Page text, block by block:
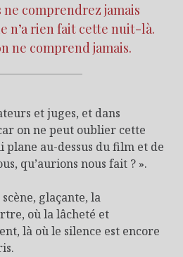
ne comprendrez jamais
n’a rien fait cette nuit-là.
ne comprend jamais.
et juges, et dans
on ne peut oublier cette
au-dessus du film et de
qu’aurions nous fait ? ».
glaçante, la
où la lâcheté et
là où le silence est encore